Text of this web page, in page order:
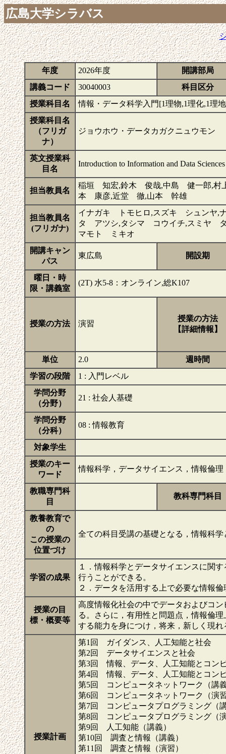
広島大学シラバス
年度 2026年度
開講部局
講義コード
30040003
科目区分
授業科目名
情報・データ科学入門[1理物,1理化,1理
授業科目名
（フリガ
ナ）
ジョウホウ・データカガクニュウモン
英文授業科
目名
Introduction to Information and Data Sciences
担当教員名
稲垣 知宏,鈴木 俊哉,中島 健一郎,
本 康彦,近堂 徹,山本 幹雄
担当教員名
(フリガナ)
イナガキ トモヒロ,スズキ シュンヤ,
タ アツシ,タシマ コウイチ,スミヤ
マモト ミキオ
開講キャン
パス
東広島 開設期
曜日・時
限・講義室
(2T) 水5-8：オンライン,総K107
授業の方法 演習
授業の方法
【詳細情報】
単位 2.0
週時間
学習の段階
1 : 入門レベル
学問分野
（分野）
21 : 社会人基礎
学問分野
（分科）
08 : 情報教育
対象学生
授業のキー
ワード
情報科学，データサイエンス，情報倫
教職専門科
目
教科専門科目
教養教育で
の
この授業の
位置づけ
全ての科目受講の基礎となる，情報科
学習の成果
１．情報科学とデータサイエンスに関
行うことができる。
２．データを活用する上で必要な情報
授業の目
標・概要等
高度情報化社会の中でデータおよびコ
る。さらに，有用性と問題点，情報倫
する能力を身につけ，将来，新しく現
授業計画
第1回 ガイダンス、人工知能と社会
第2回 データサイエンスと社会
第3回 情報、データ、人工知能とコン
第4回 情報、データ、人工知能とコン
第5回 コンピュータネットワーク（講
第6回 コンピュータネットワーク（演
第7回 コンピュータプログラミング（
第8回 コンピュータプログラミング（
第9回 人工知能（講義）
第10回 調査と情報（講義）
第11回 調査と情報（演習）